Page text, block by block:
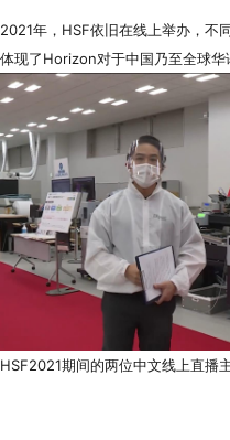
2021年，HSF依旧在线上举办，不
体现了Horizon对于中国乃至全球华
HSF2021期间的两位中文线上直播